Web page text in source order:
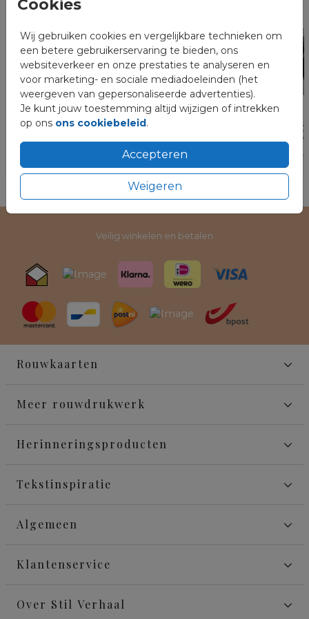
Cookies
Wij gebruiken cookies en vergelijkbare technieken om
een betere gebruikerservaring te bieden, ons
websiteverkeer en onze prestaties te analyseren en
voor marketing- en sociale mediadoeleinden (het
weergeven van gepersonaliseerde advertenties).
Je kunt jouw toestemming altijd wijzigen of intrekken
op ons ons cookiebeleid.
Accepteren
Weigeren
Complete rouwhuisstijl
Veilig winkelen en betalen
Rouwkaarten
Meer rouwdrukwerk
Herinneringsproducten
Tekstinspiratie
Algemeen
Klantenservice
Over Stil Verhaal